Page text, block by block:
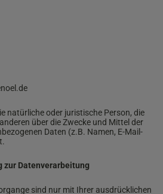
natürliche oder juristische Person, die
über die Zwecke und Mittel der
Daten (z.B. Namen, E-Mail-
zur Datenverarbeitung
sind nur mit Ihrer ausdrücklichen